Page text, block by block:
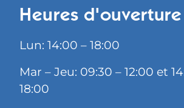
Heures d'ouverture
Lun: 14:00 – 18:00
Mar – Jeu: 09:30 – 12:00 et
18:00